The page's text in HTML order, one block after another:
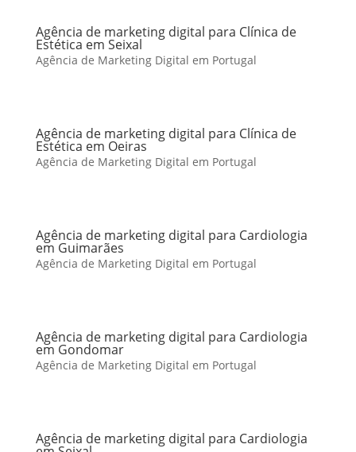
Agência de marketing digital para Clínica de
Estética em Seixal
Agência de Marketing Digital em Portugal
Agência de marketing digital para Clínica de
Estética em Oeiras
Agência de Marketing Digital em Portugal
Agência de marketing digital para Cardiologia
em Guimarães
Agência de Marketing Digital em Portugal
Agência de marketing digital para Cardiologia
em Gondomar
Agência de Marketing Digital em Portugal
Agência de marketing digital para Cardiologia